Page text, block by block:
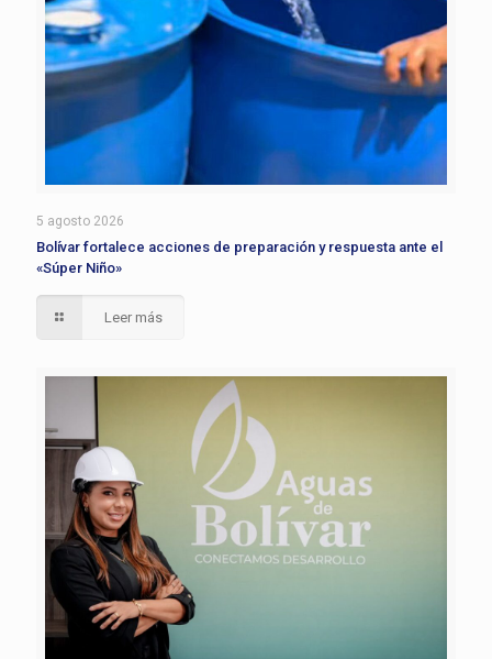
5 agosto 2026
Bolívar fortalece acciones de preparación y respuesta ante el
«Súper Niño»
Leer más